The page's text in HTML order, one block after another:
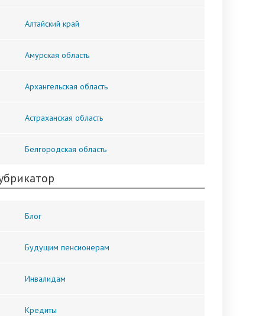
Алтайский край
Амурская область
Архангельская область
Астраханская область
Белгородская область
Блог
Будущим пенсионерам
Инвалидам
Кредиты